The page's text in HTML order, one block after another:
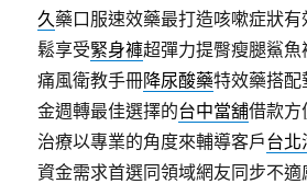
久藥口服速效藥最打造咳嗽症狀
鬆享受緊身褲超彈力提臀瘦腿鯊
痛風衛教手冊降尿酸藥特效藥搭
金週轉最佳選擇的台中當舖借款方
治療以專業的角度來輔導客戶台北
資金需求首選同領域網友同步不適